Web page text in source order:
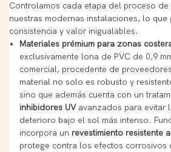
Controlamos cada etapa del proceso
nuestras modernas instalaciones, lo
consistencia y valor inigualables.
Materiales prémium para zonas
exclusivamente lona de PVC de 0,9
comercial, procedente de
material no solo es robusto y
sino que además cuenta con un
inhibidores UVavanzados para evitar
deterioro bajo el sol más intenso.
incorpora un revestimiento resistente
protege contra los efectos corrosivos